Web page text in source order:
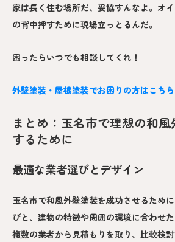
家は長く住む場所だ、妥協すんなよ。オ
の背中押すために現場立っとるんだ。
困ったらいつでも相談してくれ！
外壁塗装・屋根塗装でお困りの方はこちら
まとめ：玉名市で理想の和
するために
最適な業者選びとデザイン
玉名市で和風外壁塗装を成功させるため
びと、建物の特徴や周囲の環境に合わせた
複数の業者から見積もりを取り、比較検